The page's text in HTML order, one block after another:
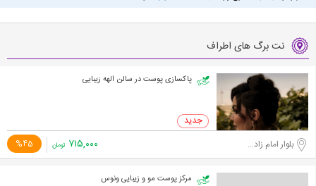
نت برگ های اطراف
پاکسازی پوست در سالن الهه زیبایی
بلوار امام زاده حسن %45 ۷۱۵,۰۰۰ تومان
مرکز پوست مو و زیبایی ونوس